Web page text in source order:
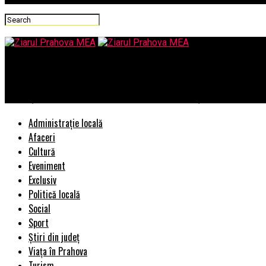
Administrație locală
Afaceri
Cultură
Eveniment
Exclusiv
Politică locală
Social
Sport
Știri din județ
Viața în Prahova